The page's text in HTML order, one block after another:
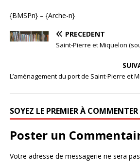
{BMSPn} – {Arche-n}
PRÉCÉDENT
Saint-Pierre et Miquelon
L’aménagement du port de Saint-Pierre et
SOYEZ LE PREMIER À COMMENTER
Poster un
Votre adresse de messagerie ne sera